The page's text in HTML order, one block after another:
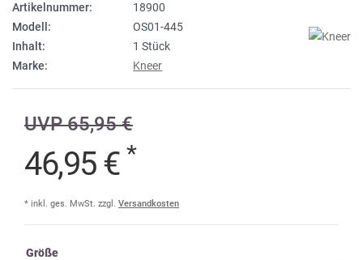
Artikelnummer:
18900
Modell:
OS01-445
Inhalt:
1 Stück
Marke:
Kneer
UVP 65,95 €
46,95 € *
* inkl. ges. MwSt. zzgl. Versandkosten
Größe